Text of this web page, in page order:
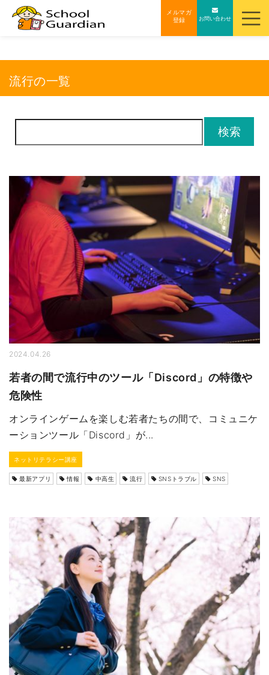
メルマガ
登録 お問い合わせ
流行の一覧
2024.04.26
若者の間で流行中のツール「Discord」の特徴や
危険性
オンラインゲームを楽しむ若者たちの間で、コミュニケ
ーションツール「Discord」が...
ネットリテラシー講座
最新アプリ 情報 中高生 流行 SNSトラブル SNS